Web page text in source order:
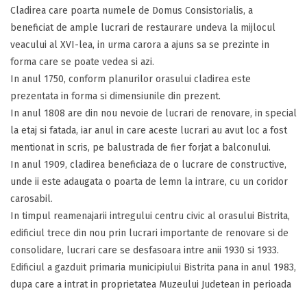
Cladirea care poarta numele de Domus Consistorialis, a
beneficiat de ample lucrari de restaurare undeva la mijlocul
veacului al XVI-lea, in urma carora a ajuns sa se prezinte in
forma care se poate vedea si azi.
In anul 1750, conform planurilor orasului cladirea este
prezentata in forma si dimensiunile din prezent.
In anul 1808 are din nou nevoie de lucrari de renovare, in special
la etaj si fatada, iar anul in care aceste lucrari au avut loc a fost
mentionat in scris, pe balustrada de fier forjat a balconului.
In anul 1909, cladirea beneficiaza de o lucrare de constructive,
unde ii este adaugata o poarta de lemn la intrare, cu un coridor
carosabil.
In timpul reamenajarii intregului centru civic al orasului Bistrita,
edificiul trece din nou prin lucrari importante de renovare si de
consolidare, lucrari care se desfasoara intre anii 1930 si 1933.
Edificiul a gazduit primaria municipiului Bistrita pana in anul 1983,
dupa care a intrat in proprietatea Muzeului Judetean in perioada